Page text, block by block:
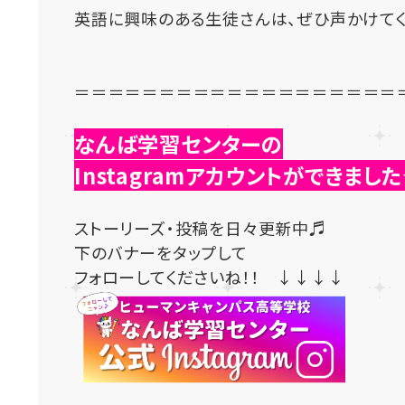
英語に興味のある生徒さんは、ぜひ声かけて
＝＝＝＝＝＝＝＝＝＝＝＝＝＝＝＝＝＝＝
なんば学習センターの
Instagramアカウントができまし
ストーリーズ・投稿を日々更新中♬
下のバナーをタップして
フォローしてくださいね！！ ↓↓↓↓